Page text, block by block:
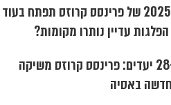
עונת אלסקה 2025 של פרינסס קרוזס תפתח בעוד
עדיין נותרו מקומות?
11 הפלגות ל-28 יעדים: פרינסס קרוזס משיקה
באסיה